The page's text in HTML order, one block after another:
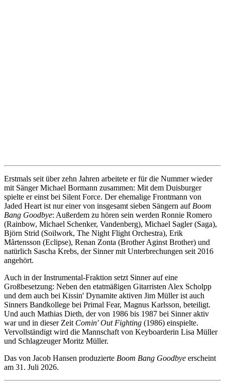
Erstmals seit über zehn Jahren arbeitete er für die Nummer wieder
mit Sänger Michael Bormann zusammen: Mit dem Duisburger
spielte er einst bei Silent Force. Der ehemalige Frontmann von
Jaded Heart ist nur einer von insgesamt sieben Sängern auf Boom
Bang Goodbye: Außerdem zu hören sein werden Ronnie Romero
(Rainbow, Michael Schenker, Vandenberg), Michael Sagler (Saga),
Björn Strid (Soilwork, The Night Flight Orchestra), Erik
Mårtensson (Eclipse), Renan Zonta (Brother Aginst Brother) und
natürlich Sascha Krebs, der Sinner mit Unterbrechungen seit 2016
angehört.
Auch in der Instrumental-Fraktion setzt Sinner auf eine
Großbesetzung: Neben den etatmäßigen Gitarristen Alex Scholpp
und dem auch bei Kissin' Dynamite aktiven Jim Müller ist auch
Sinners Bandkollege bei Primal Fear, Magnus Karlsson, beteiligt.
Und auch Mathias Dieth, der von 1986 bis 1987 bei Sinner aktiv
war und in dieser Zeit Comin' Out Fighting (1986) einspielte.
Vervollständigt wird die Mannschaft von Keyboarderin Lisa Müller
und Schlagzeuger Moritz Müller.
Das von Jacob Hansen produzierte Boom Bang Goodbye erscheint
am 31. Juli 2026.